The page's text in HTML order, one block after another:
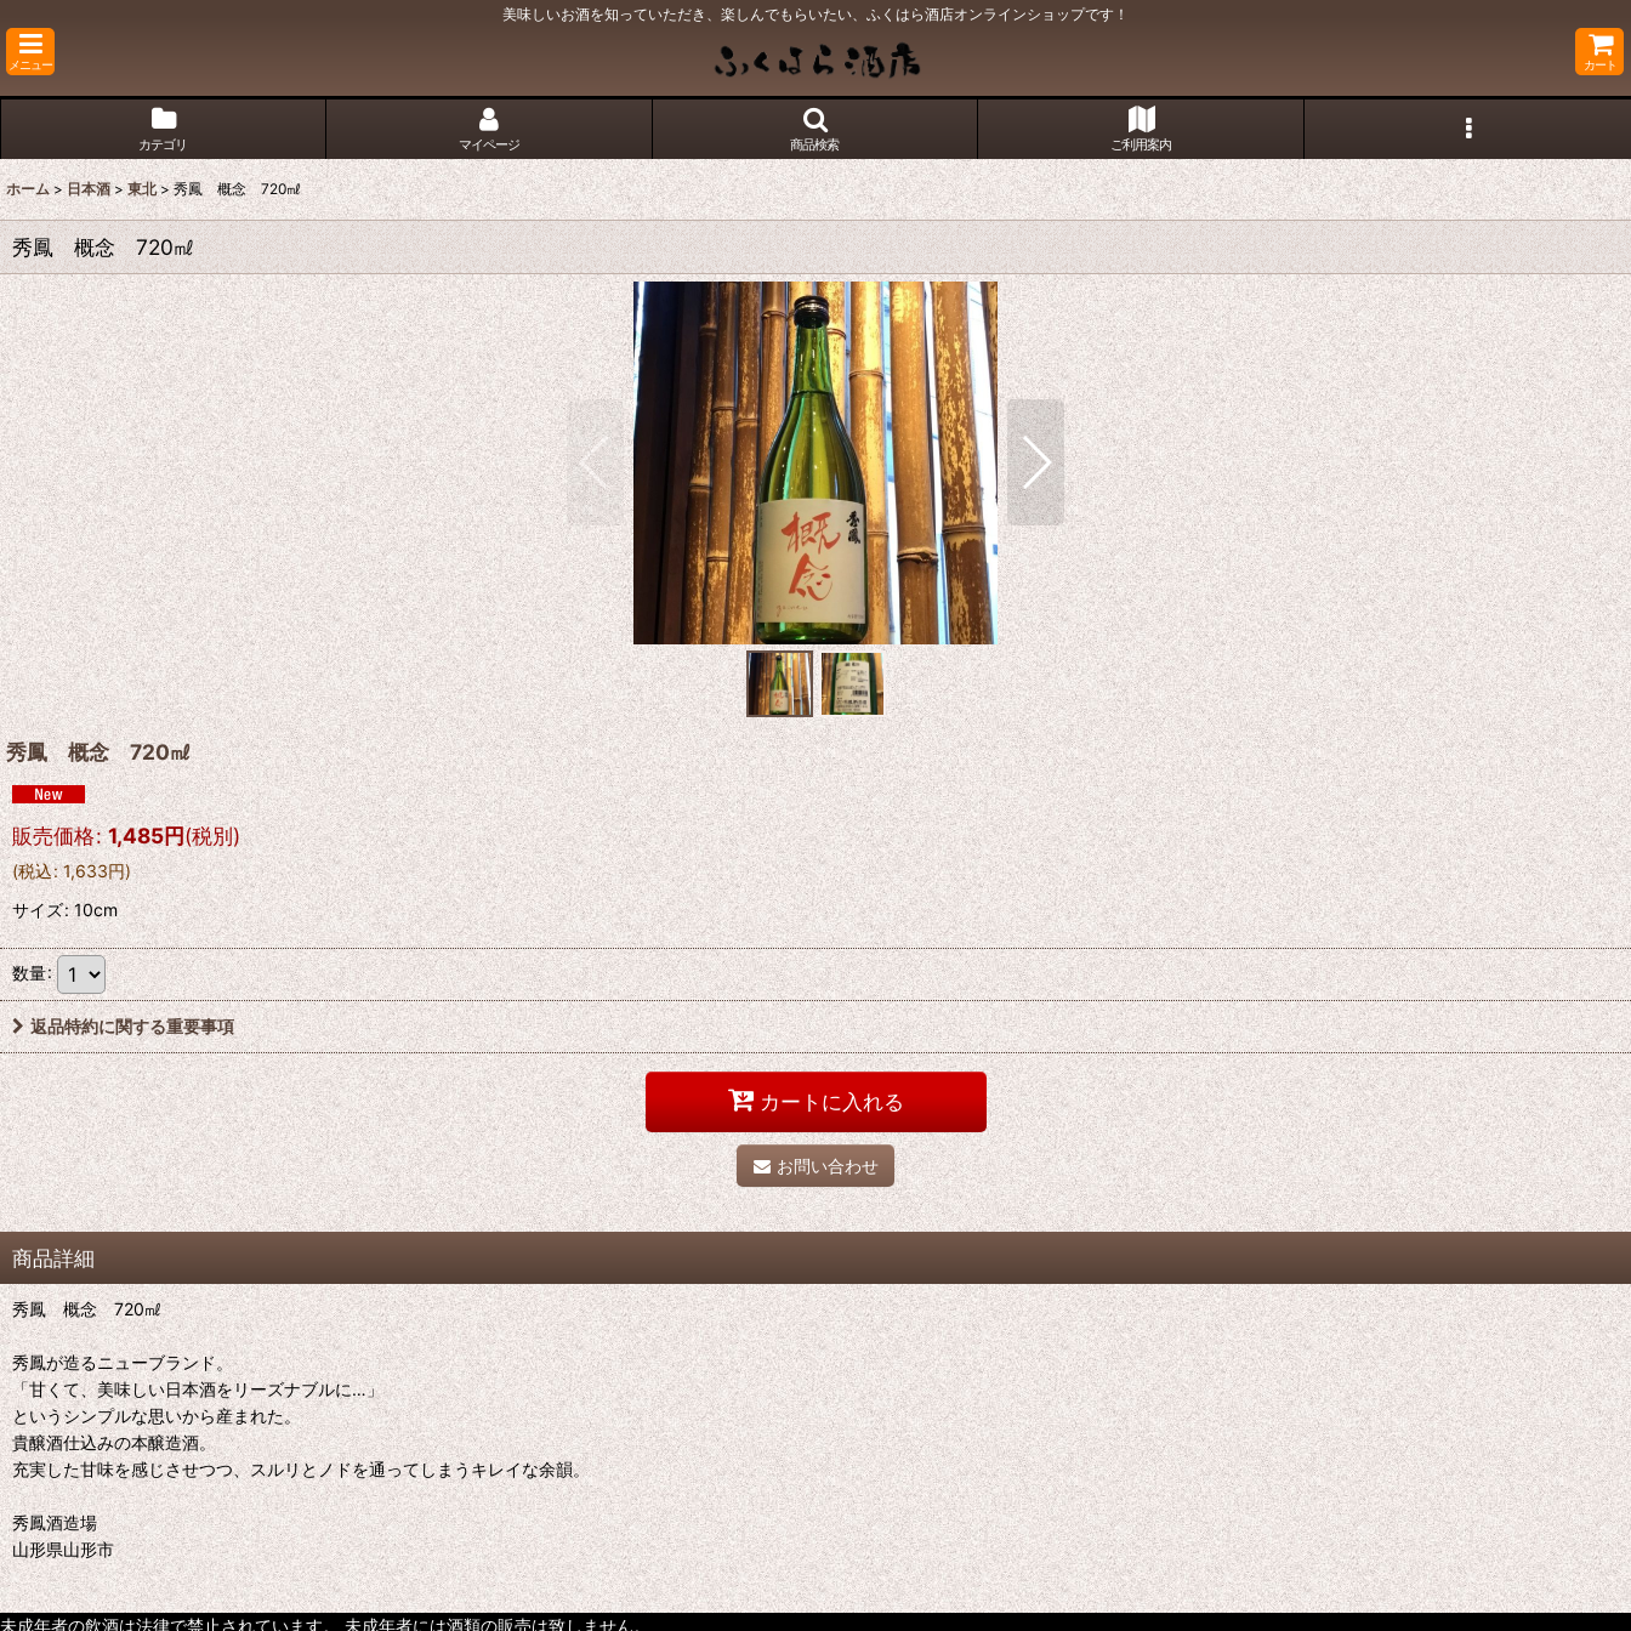
美味しいお酒を知っていただき、楽しんでもらいたい、ふくはら酒店オンラインショップです！
メニュー カート
カテゴリ マイページ 商品検索 ご利用案内
ホーム > 日本酒 > 東北 > 秀鳳 概念 720㎖
秀鳳 概念 720㎖
秀鳳 概念 720㎖
販売価格: 1,485円(税別)
(税込: 1,633円)
サイズ:10cm
数量:
返品特約に関する重要事項
カートに入れる
お問い合わせ
商品詳細
秀鳳 概念 720㎖
秀鳳が造るニューブランド。
「甘くて、美味しい日本酒をリーズナブルに…」
というシンプルな思いから産まれた。
貴醸酒仕込みの本醸造酒。
充実した甘味を感じさせつつ、スルリとノドを通ってしまうキレイな余韻。
秀鳳酒造場
山形県山形市
未成年者の飲酒は法律で禁止されています。 未成年者には酒類の販売は致しません。